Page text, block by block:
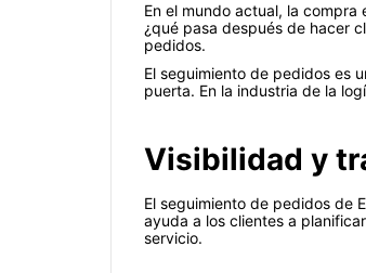
En el mundo actual, la
¿qué pasa después de hacer
pedidos.
El seguimiento de pedidos es
puerta. En la industria de la
Visibilidad y
El seguimiento de pedidos de
ayuda a los clientes a
servicio.